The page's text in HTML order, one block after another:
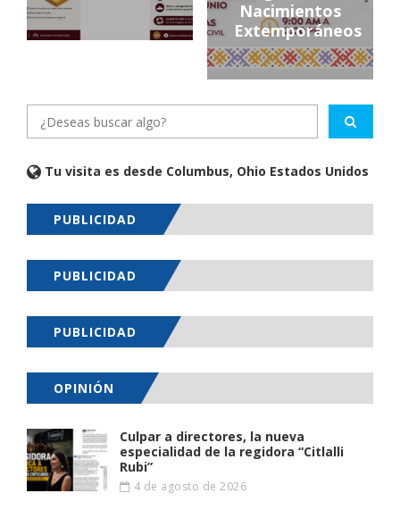
Nacimientos
Extemporáneos
Tu visita es desde Columbus, Ohio Estados Unidos
PUBLICIDAD
PUBLICIDAD
PUBLICIDAD
OPINIÓN
Culpar a directores, la nueva
especialidad de la regidora “Citlalli
Rubi”
4 de agosto de 2026